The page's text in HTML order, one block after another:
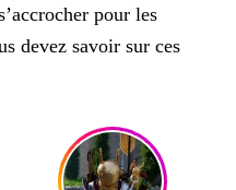
pour les
devez savoir sur ces